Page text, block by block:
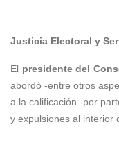
Justicia Electoral y
El presidente del
abordó -entre otros
a la calificación -por
y expulsiones al interior